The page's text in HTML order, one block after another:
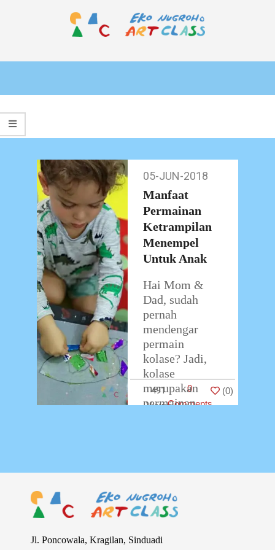
ART
CLASS
Primary
Menu
05-
Jun-
2018
05-JUN-2018
Manfaat
Permainan
Ketrampilan
Menempel
Untuk Anak
Hai Mom &
Dad, sudah
pernah
mendengar
permain
kolase? Jadi,
kolase
merupakan
permainan
stiker warna,
potongan kertas
warna ataupun
potongan
plastik warna.
491
0
Comments
(0)
Jl. Poncowala, Kragilan, Sinduadi